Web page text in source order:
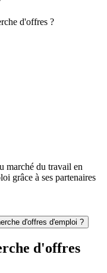
d'offres ?
marché du travail en
grâce à ses partenaires
d'offres d'emploi ?
d'offres